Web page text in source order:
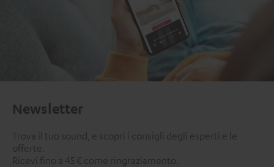
Newsletter
Trova il tuo sound, e scopri i consigli degli esperti e le
offerte.
Ricevi fino a 45 € come ringraziamento.